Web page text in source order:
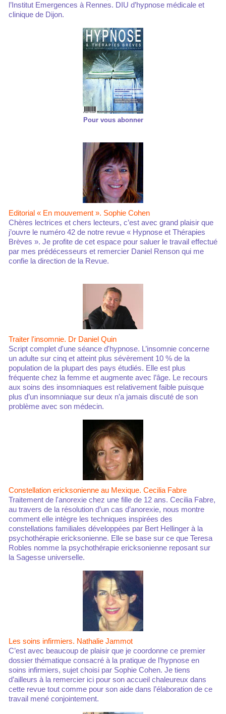
l’Institut Emergences à Rennes. DIU d’hypnose médicale et
clinique de Dijon.
Pour vous abonner
Editorial « En mouvement ». Sophie Cohen
Chères lectrices et chers lecteurs, c’est avec grand plaisir que
j’ouvre le numéro 42 de notre revue « Hypnose et Thérapies
Brèves ». Je profite de cet espace pour saluer le travail effectué
par mes prédécesseurs et remercier Daniel Renson qui me
confie la direction de la Revue.
Traiter l'insomnie. Dr Daniel Quin
Script complet d'une séance d'hypnose. L’insomnie concerne
un adulte sur cinq et atteint plus sévèrement 10 % de la
population de la plupart des pays étudiés. Elle est plus
fréquente chez la femme et augmente avec l’âge. Le recours
aux soins des insomniaques est relativement faible puisque
plus d’un insomniaque sur deux n’a jamais discuté de son
problème avec son médecin.
Constellation ericksonienne au Mexique. Cecilia Fabre
Traitement de l'anorexie chez une fille de 12 ans. Cecilia Fabre,
au travers de la résolution d’un cas d’anorexie, nous montre
comment elle intègre les techniques inspirées des
constellations familiales développées par Bert Hellinger à la
psychothérapie ericksonienne. Elle se base sur ce que Teresa
Robles nomme la psychothérapie ericksonienne reposant sur
la Sagesse universelle.
Les soins infirmiers. Nathalie Jammot
C’est avec beaucoup de plaisir que je coordonne ce premier
dossier thématique consacré à la pratique de l’hypnose en
soins infirmiers, sujet choisi par Sophie Cohen. Je tiens
d’ailleurs à la remercier ici pour son accueil chaleureux dans
cette revue tout comme pour son aide dans l’élaboration de ce
travail mené conjointement.